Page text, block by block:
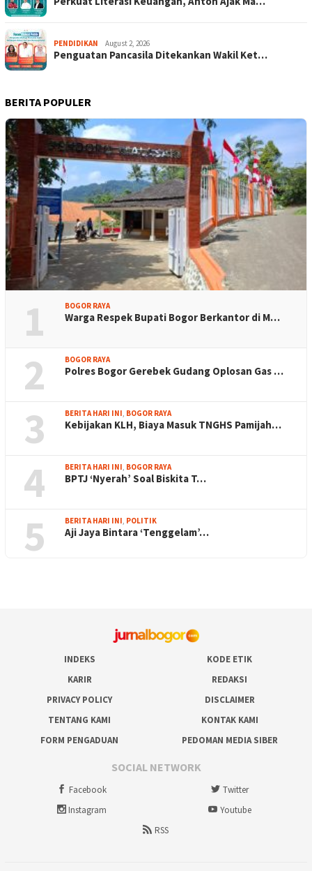
PENDIDIKAN August 2, 2026
Penguatan Pancasila Ditekankan Wakil Ket…
BERITA POPULER
1 BOGOR RAYA
Warga Respek Bupati Bogor Berkantor di M…
2 BOGOR RAYA
Polres Bogor Gerebek Gudang Oplosan Gas …
3 BERITA HARI INI, BOGOR RAYA
Kebijakan KLH, Biaya Masuk TNGHS Pamijah…
4 BERITA HARI INI, BOGOR RAYA
BPTJ ‘Nyerah’ Soal Biskita T…
5 BERITA HARI INI, POLITIK
Aji Jaya Bintara ‘Tenggelam’…
INDEKS
KODE ETIK
KARIR
REDAKSI
PRIVACY POLICY
DISCLAIMER
TENTANG KAMI
KONTAK KAMI
FORM PENGADUAN
PEDOMAN MEDIA SIBER
SOCIAL NETWORK
Facebook
Twitter
Instagram
Youtube
RSS